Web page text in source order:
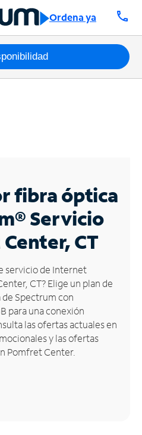
Ordena ya call
fibra óptica
Servicio
CT
servicio de Internet
CT? Elige un plan de
Spectrum con
para una conexión
las ofertas actuales en
y las ofertas
Pomfret Center.